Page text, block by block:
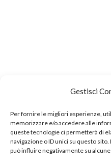
Gestisci
Per fornire le migliori esperienze,
memorizzare e/o accedere alle
queste tecnologie ci permetterà di
navigazione o ID unici su questo
può influire negativamente su
Home News